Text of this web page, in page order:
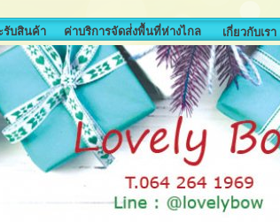
รับสินค้า ค่าบริการจัดส่่งพื้นที่ห่างไกล เกี่ยวกับเรา